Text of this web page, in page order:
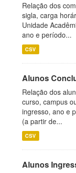
Relação dos
sigla, carga
Unidade
ano e período...
CSV
Alunos
Relação dos
curso, campus
ingresso, ano e
(a partir de...
CSV
Alunos